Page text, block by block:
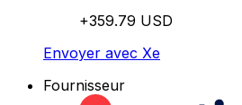
+359.79 USD
Envoyer avec Xe
Fournisseur